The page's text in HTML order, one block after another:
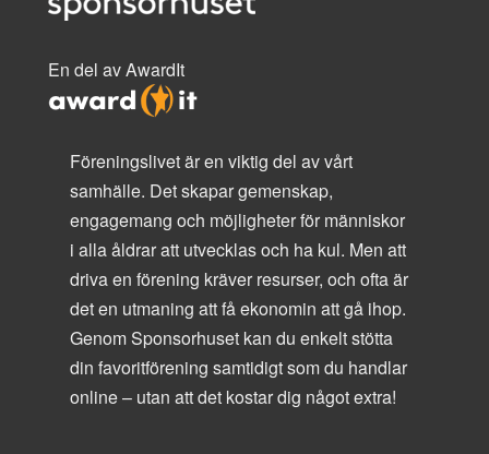
En del av AwardIt
Föreningslivet är en viktig del av vårt
samhälle. Det skapar gemenskap,
engagemang och möjligheter för människor
i alla åldrar att utvecklas och ha kul. Men att
driva en förening kräver resurser, och ofta är
det en utmaning att få ekonomin att gå ihop.
Genom Sponsorhuset kan du enkelt stötta
din favoritförening samtidigt som du handlar
online – utan att det kostar dig något extra!